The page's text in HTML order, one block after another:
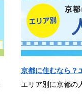
京都に住むなら？
エリア別に京都の